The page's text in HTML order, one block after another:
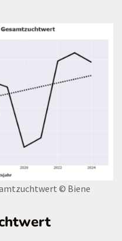
© Biene